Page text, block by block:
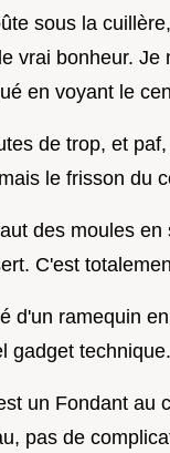
sous la
vrai bonheur.
en voyant le
de trop, et
le frisson du
des moules
C'est
d'un ramequin
gadget technique.
un Fondant au
pas de